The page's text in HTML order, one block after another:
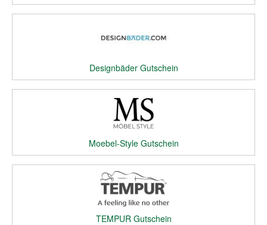
Designbäder Gutschein
Moebel-Style Gutschein
TEMPUR Gutschein